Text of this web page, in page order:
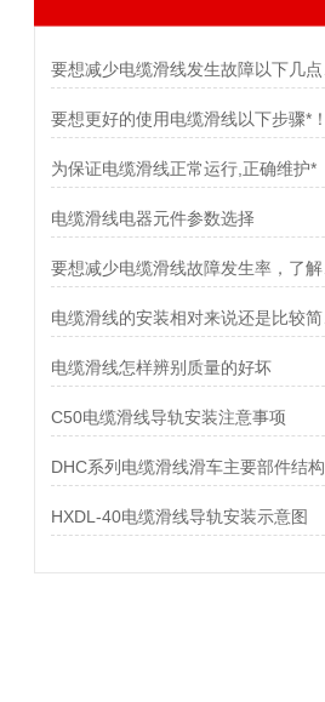
要想更好的使用电缆滑线以下步骤*！
为保证电缆滑线正常运行,正确维护*
电缆滑线电器元件参数选择
电缆滑线怎样辨别质量的好坏
C50电缆滑线导轨安装注意事项
DHC系列电缆滑线滑车主要部件结构
HXDL-40电缆滑线导轨安装示意图